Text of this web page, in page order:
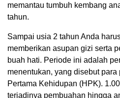
memantau tumbuh kembang
tahun.
Sampai usia 2 tahun Anda
memberikan asupan gizi serta
buah hati. Periode ini adalah
menentukan, yang disebut
Pertama Kehidupan (HPK).
terjadinya pembuahan hingga